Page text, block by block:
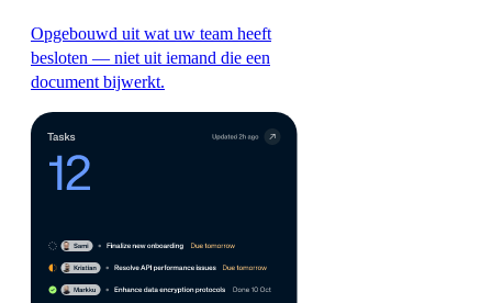
Opgebouwd uit wat uw team heeft
besloten — niet uit iemand die een
document bijwerkt.